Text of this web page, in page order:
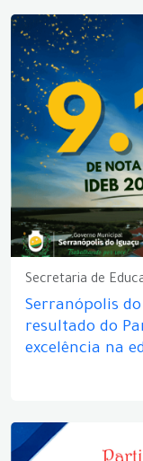
Secretaria de
Serranópolis
resultado do
excelência na